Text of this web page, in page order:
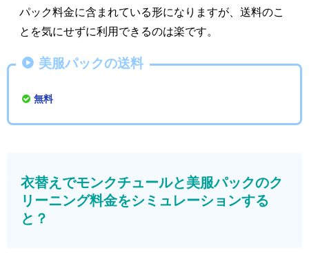
パック料金に含まれている形になりますが、送料のこ
とを気にせずに利用できるのは楽です。
美服パックの送料
無料
衣替えでモンクチュールと美服パックのク
リーニング料金をシミュレーションする
と？